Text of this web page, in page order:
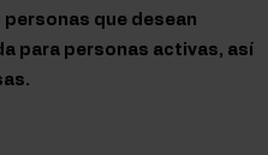
que desean
para personas activas, así